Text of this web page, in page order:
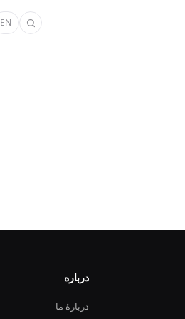
EN
درباره
دربارهٔ ما